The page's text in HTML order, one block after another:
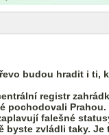
budou hradit i ti,
registr
pochodovali
falešné
byste zvládli taky. Je